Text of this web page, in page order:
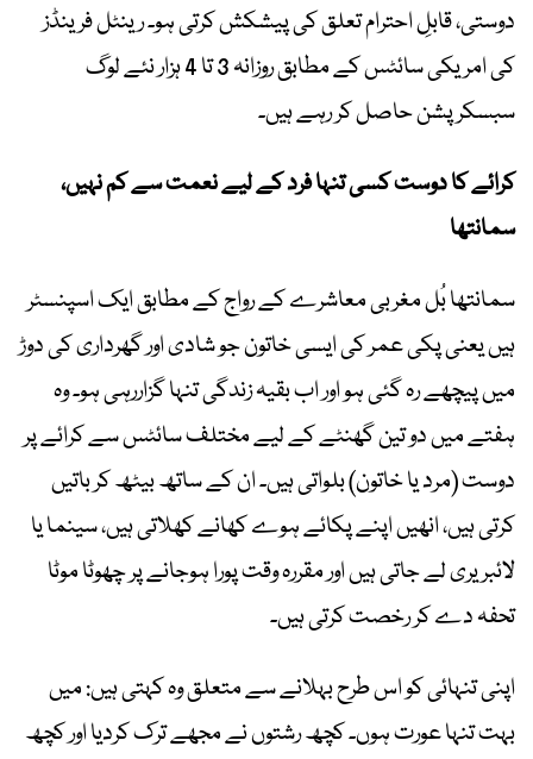
دوستی، قابلِ احترام تعلق کی پیشکش کرتی ہو۔ رینٹل فرینڈز
کی امریکی سائٹس کے مطابق روزانہ 3 تا 4 ہزار نئے لوگ
سبسکرپشن حاصل کر رہے ہیں۔
کرائے کا دوست کسی تنہا فرد کے لیے نعمت سے کم نہیں،
سمانتھا
سمانتھا بُل مغربی معاشرے کے رواج کے مطابق ایک اسپنسٹر
ہیں یعنی پکی عمر کی ایسی خاتون جو شادی اور گھرداری کی دوڑ
میں پیچھے رہ گئی ہو اور اب بقیہ زندگی تنہا گزاررہی ہو۔ وہ
ہفتے میں دو تین گھنٹے کے لیے مختلف سائٹس سے کرائے پر
دوست (مرد یا خاتون) بلواتی ہیں۔ ان کے ساتھ بیٹھ کر باتیں
کرتی ہیں، انھیں اپنے پکائے ہوے کھانے کھلاتی ہیں، سینما یا
لائبریری لے جاتی ہیں اور مقررہ وقت پورا ہوجانے پر چھوٹا موٹا
تحفہ دے کر رخصت کرتی ہیں۔
اپنی تنہائی کو اس طرح بہلانے سے متعلق وہ کہتی ہیں: میں
بہت تنہا عورت ہوں۔ کچھ رشتوں نے مجھے ترک کردیا اور کچھ